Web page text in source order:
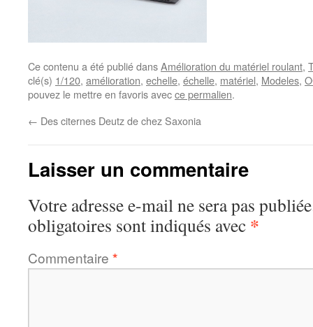
Ce contenu a été publié dansAmélioration du matériel roulant,
clé(s) 1/120, amélioration, echelle, échelle, matériel, Modeles,
pouvez le mettre en favoris avecce permalien.
← Des citernes Deutz de chez Saxonia
Laisser un commentaire
Votre adresse e-mail ne sera pas
obligatoires sont indiqués avec *
Commentaire *